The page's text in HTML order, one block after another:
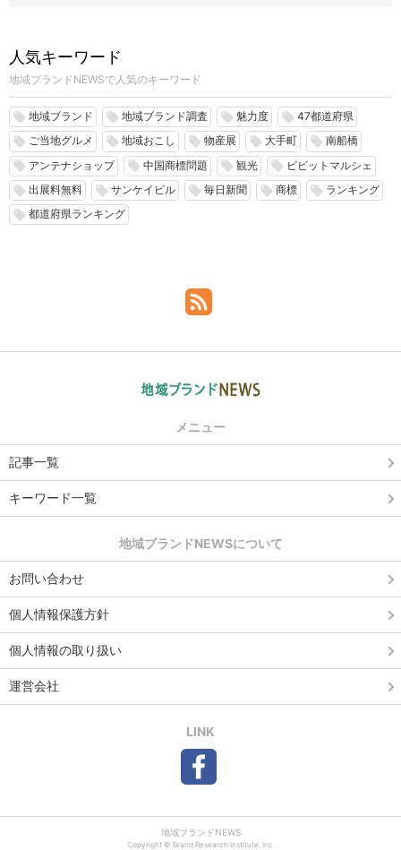
人気キーワード
地域ブランドNEWSで人気のキーワード
local_offer 地域ブランド local_offer 地域ブランド調査 local_offer 魅力度 local_offer 47都道府県
local_offer ご当地グルメ local_offer 地域おこし local_offer 物産展 local_offer 大手町 local_offer 南船橋
local_offer アンテナショップ local_offer 中国商標問題 local_offer 観光 local_offer ビビットマルシェ
local_offer 出展料無料 local_offer サンケイビル local_offer 毎日新聞 local_offer 商標 local_offer ランキング
local_offer 都道府県ランキング
メニュー
記事一覧
キーワード一覧
地域ブランドNEWSについて
お問い合わせ
個人情報保護方針
個人情報の取り扱い
運営会社
LINK
地域ブランドNEWS
Copyright © Brand Research Institute, Inc.